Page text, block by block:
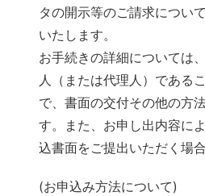
タの開示等のご請求につい
いたします。
お手続きの詳細については
人（または代理人）である
で、書面の交付その他の方
す。また、お申し出内容に
込書面をご提出いただく場
(お申込み方法について)